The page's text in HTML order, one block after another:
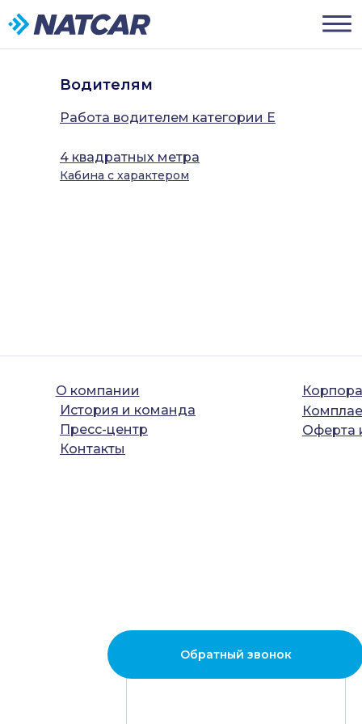
Работа водителем категории Е
4 квадратных метра
Кабина с характером
Водителям
Оферта
О компании
История и команда
Пресс-центр
Контакты
Обратный звонок